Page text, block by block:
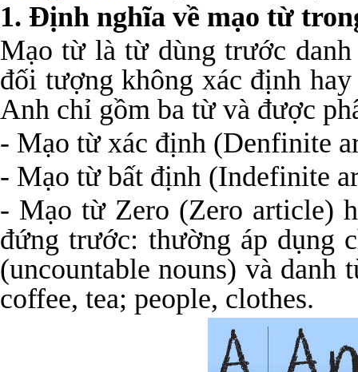
1. Định nghĩa về mạo từ
Mạo từ là từ dùng trước
đối tượng không xác định
Anh chỉ gồm ba từ và được
- Mạo từ xác định (Denfinite
- Mạo từ bất định (Indefinite
- Mạo từ Zero (Zero article)
đứng trước: thường áp dụng
(uncountable nouns) và danh
coffee, tea; people, clothes.